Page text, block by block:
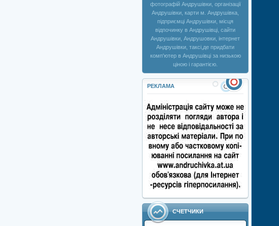
фотографій Андрушівки, організації
Андрушівки, карти м. Андрушівка,
підприємці Андрушівки, місця
відпочинку в Андрушівці, сайти
Андрушівки, Андрушовки, інтернет
Андрушівки, таксі,де придбати
комп'ютер в Андрушівці за низькою
ціною і гарантією.
РЕКЛАМА
СЧЕТЧИКИ